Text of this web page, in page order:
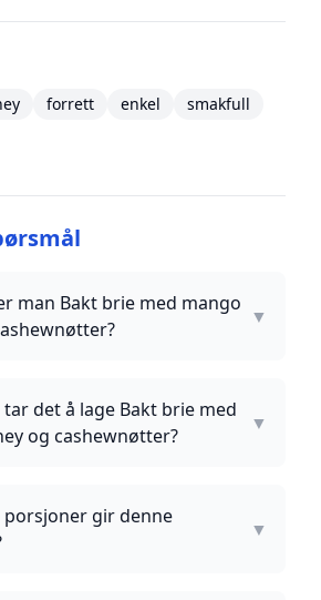
forrett enkel
smakfull
man Bakt brie med mango
▼
det å lage Bakt brie med
og cashewnøtter?
▼
porsjoner gir denne
▼